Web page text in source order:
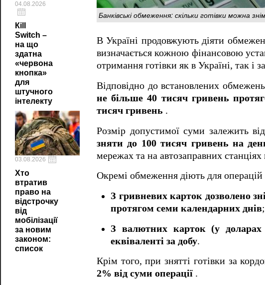
04.08.2026
Кill
Switch –
на що
здатна
«червона
кнопка»
для
штучного
інтелекту
03.08.2026
Хто
втратив
право на
відстрочку
від
мобілізації
за новим
законом:
список
Банківські обмеження: скільки готівки можна
В Україні продовжують діяти
визначається кожною фінансовою
отримання готівки як в Україні, так і
Відповідно до встановлених обмежень
не більше 40 тисяч гривень
тисяч гривень .
Розмір допустимої суми залежить
зняти до 100 тисяч гривень на
мережах та на автозаправних
Окремі обмеження діють для
З гривневих карток дозволено
протягом семи календарних днів;
З валютних карток (у
еквіваленті за добу.
Крім того, при знятті готівки за
2% від суми операції .